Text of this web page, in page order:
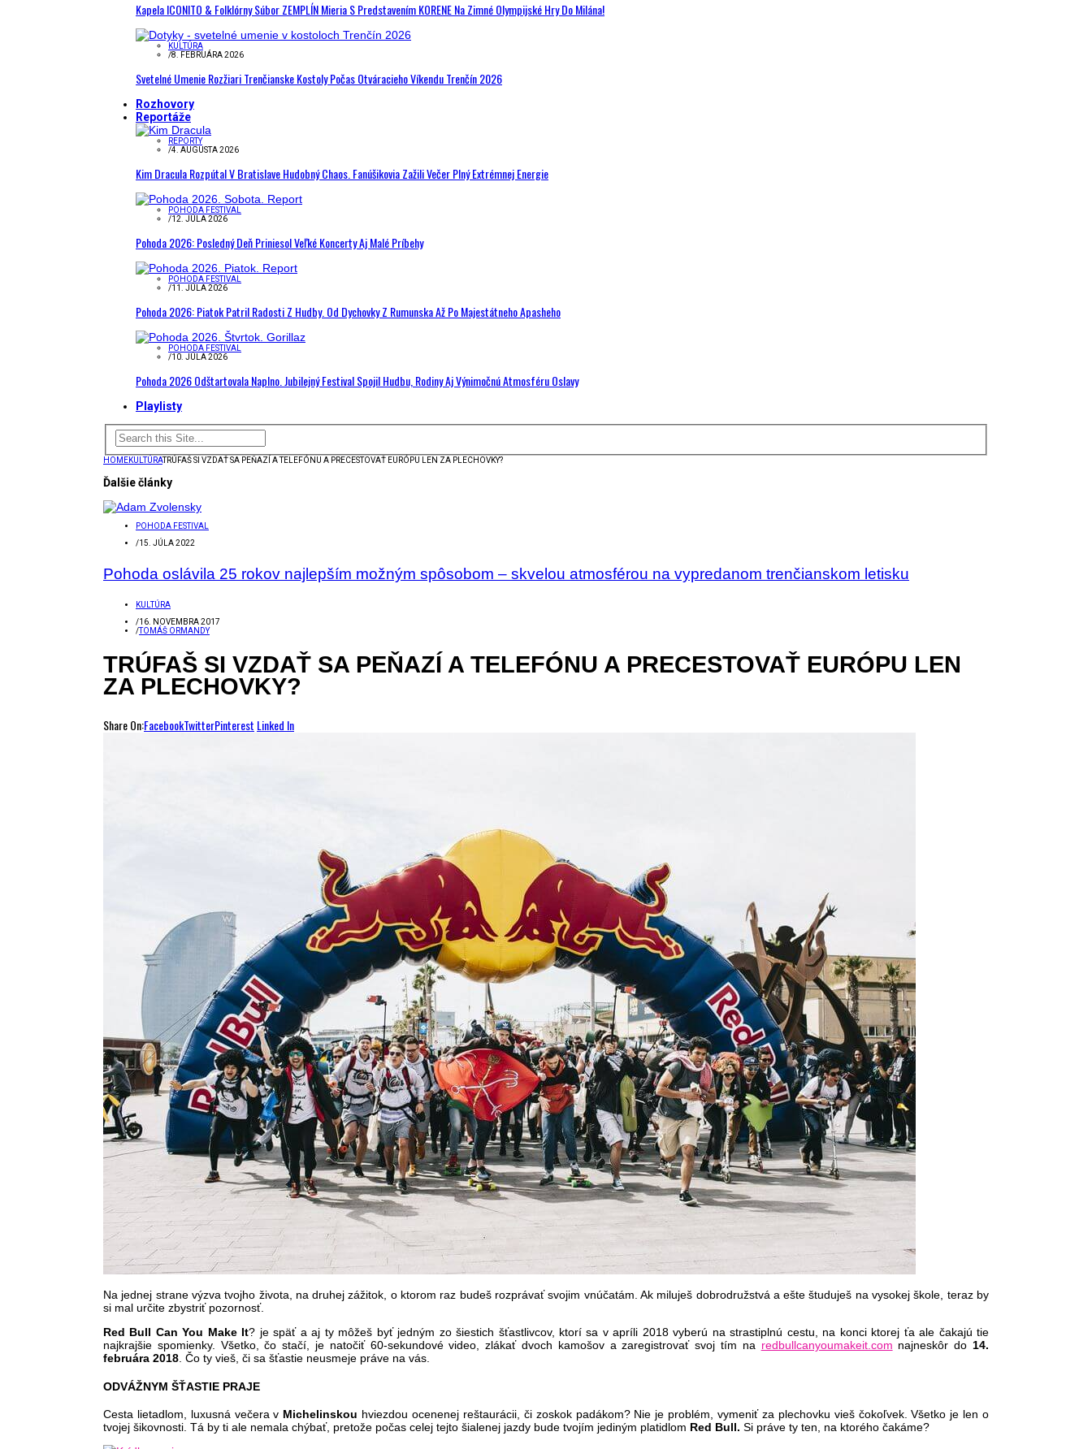
Kapela ICONITO & Folklórny Súbor ZEMPLÍN Mieria S Predstavením KORENE Na Zimné Olympijské Hry Do Milána!
KULTÚRA
/8. FEBRUÁRA 2026
Svetelné Umenie Rozžiari Trenčianske Kostoly Počas Otváracieho Víkendu Trenčín 2026
Rozhovory
Reportáže
REPORTY
/4. AUGUSTA 2026
Kim Dracula Rozpútal V Bratislave Hudobný Chaos. Fanúšikovia Zažili Večer Plný Extrémnej Energie
POHODA FESTIVAL
/12. JÚLA 2026
Pohoda 2026: Posledný Deň Priniesol Veľké Koncerty Aj Malé Príbehy
POHODA FESTIVAL
/11. JÚLA 2026
Pohoda 2026: Piatok Patril Radosti Z Hudby. Od Dychovky Z Rumunska Až Po Majestátneho Apasheho
POHODA FESTIVAL
/10. JÚLA 2026
Pohoda 2026 Odštartovala Naplno. Jubilejný Festival Spojil Hudbu, Rodiny Aj Výnimočnú Atmosféru Oslavy
Playlisty
HOMEKULTÚRATRÚFAŠ SI VZDAŤ SA PEŇAZÍ A TELEFÓNU A PRECESTOVAŤ EURÓPU LEN ZA PLECHOVKY?
Ďalšie články
POHODA FESTIVAL
/15. JÚLA 2022
Pohoda oslávila 25 rokov najlepším možným spôsobom – skvelou atmosférou na vypredanom trenčianskom letisku
KULTÚRA
/16. NOVEMBRA 2017
/TOMÁŠ ORMANDY
TRÚFAŠ SI VZDAŤ SA PEŇAZÍ A TELEFÓNU A PRECESTOVAŤ EURÓPU LEN
ZA PLECHOVKY?
Share On:FacebookTwitterPinterest Linked In
Na jednej strane výzva tvojho života, na druhej zážitok, o ktorom raz budeš rozprávať svojim vnúčatám. Ak miluješ dobrodružstvá a ešte študuješ na vysokej škole, teraz by
si mal určite zbystriť pozornosť.
Red Bull Can You Make It? je späť a aj ty môžeš byť jedným zo šiestich šťastlivcov, ktorí sa v apríli 2018 vyberú na strastiplnú cestu, na konci ktorej ťa ale čakajú tie
najkrajšie spomienky. Všetko, čo stačí, je natočiť 60-sekundové video, zlákať dvoch kamošov a zaregistrovať svoj tím na redbullcanyoumakeit.com najneskôr do 14.
februára 2018 . Čo ty vieš, či sa šťastie neusmeje práve na vás.
ODVÁŽNYM ŠŤASTIE PRAJE
Cesta lietadlom, luxusná večera v Michelinskou hviezdou ocenenej reštaurácii, či zoskok padákom? Nie je problém, vymeniť za plechovku vieš čokoľvek. Všetko je len o
tvojej šikovnosti. Tá by ti ale nemala chýbať, pretože počas celej tejto šialenej jazdy bude tvojím jediným platidlom Red Bull. Si práve ty ten, na ktorého čakáme?